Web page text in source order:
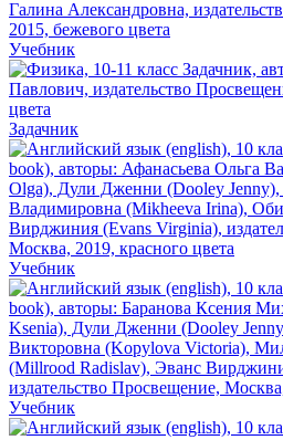
Учебник
Задачник
Учебник
Учебник